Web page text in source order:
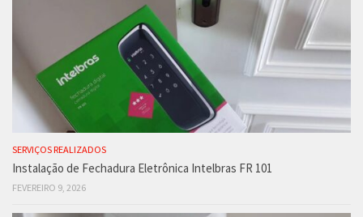
SERVIÇOS REALIZADOS
Instalação de Fechadura Eletrônica Intelbras FR 101
FEVEREIRO 9, 2026